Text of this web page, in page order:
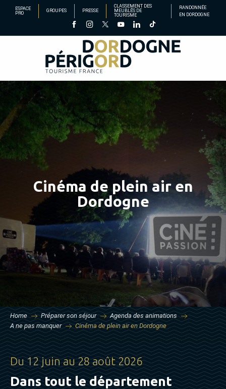
AllerESPACE
PRO
GROUPES PRESSE
CLASSEMENT DES
MEUBLÉS DE
TOURISME
RANDONNÉE
EN DORDOGNE
Cinéma de plein air en
Dordogne
Home Préparer son séjour
Agenda des animations
A ne pas manquer
Cinéma de plein air en Dordogne
Du 12 juin au 28 août 2026
Dans tout le département